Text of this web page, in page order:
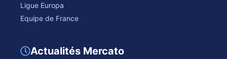
Ligue Europa
Equipe de France
Actualités Mercato